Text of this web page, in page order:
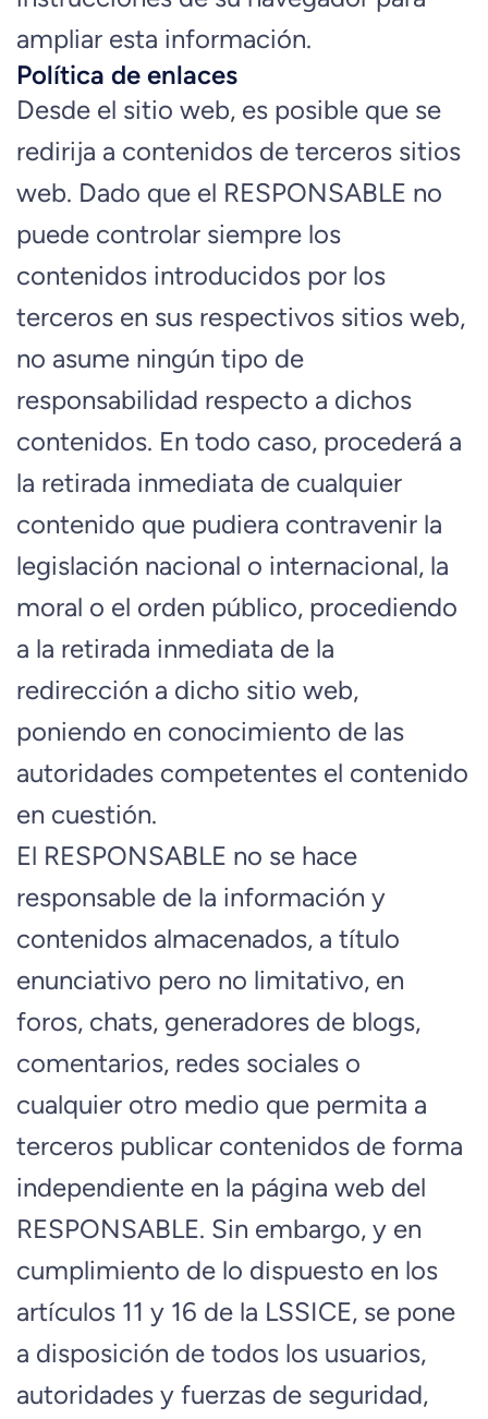
ampliar esta información.
Política de enlaces
Desde el sitio web, es posible que se
redirija a contenidos de terceros sitios
web. Dado que el RESPONSABLE no
puede controlar siempre los
contenidos introducidos por los
terceros en sus respectivos sitios web,
no asume ningún tipo de
responsabilidad respecto a dichos
contenidos. En todo caso, procederá a
la retirada inmediata de cualquier
contenido que pudiera contravenir la
legislación nacional o internacional, la
moral o el orden público, procediendo
a la retirada inmediata de la
redirección a dicho sitio web,
poniendo en conocimiento de las
autoridades competentes el contenido
en cuestión.
El RESPONSABLE no se hace
responsable de la información y
contenidos almacenados, a título
enunciativo pero no limitativo, en
foros, chats, generadores de blogs,
comentarios, redes sociales o
cualquier otro medio que permita a
terceros publicar contenidos de forma
independiente en la página web del
RESPONSABLE. Sin embargo, y en
cumplimiento de lo dispuesto en los
artículos 11 y 16 de la LSSICE, se pone
a disposición de todos los usuarios,
autoridades y fuerzas de seguridad,